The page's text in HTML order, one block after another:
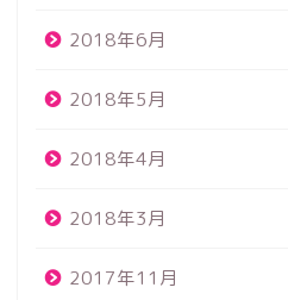
2018年6月
2018年5月
2018年4月
2018年3月
2017年11月